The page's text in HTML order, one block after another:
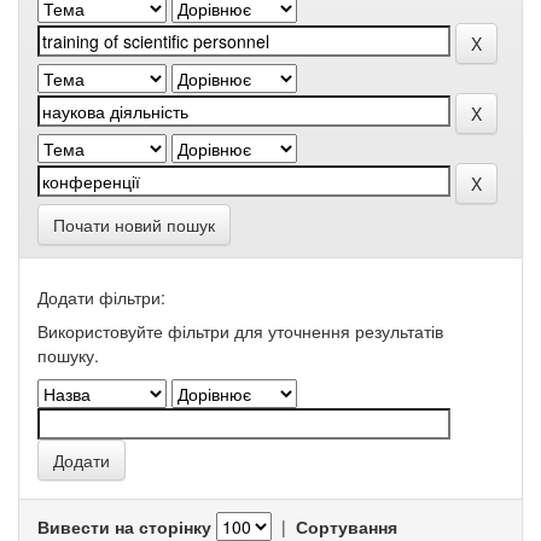
Почати новий пошук
Додати фільтри:
Використовуйте фільтри для уточнення результатів
пошуку.
Вивести на сторінку | Сортування